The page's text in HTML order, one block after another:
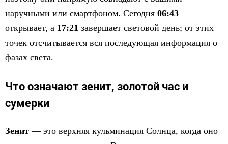
наручными или смартфоном. Сегодня 06:43
открывает, а 17:21 завершает световой день; от этих
точек отсчитывается вся последующая информация о
фазах света.
Что означают зенит, золотой час и
сумерки
Зенит — это верхняя кульминация Солнца, когда оно